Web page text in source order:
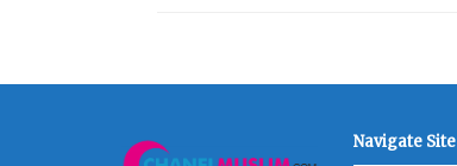
Navigate Site